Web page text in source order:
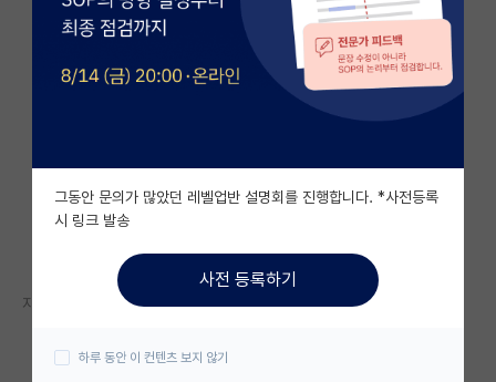
전체글보기
베스트 게시판
자유 게시판(아무개랩)
미국 유학 게시판
미국 대학원 합격 후기 게시판
대학원생 모집 게시판
자세한 내용은 홈페이지를 참고해 주세요.
https://ci.seoyeong.ac.kr/syu/na/ntt/selectNttInfo.do?nttS
그동안 문의가 많았던 레벨업반 설명회를 진행합니다. *사전등록
시 링크 발송
사전 등록하기
하루 동안 이 컨텐츠 보지 않기